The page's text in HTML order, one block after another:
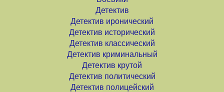
Детектив
Детектив иронический
Детектив исторический
Детектив классический
Детектив криминальный
Детектив крутой
Детектив политический
Детектив полицейский